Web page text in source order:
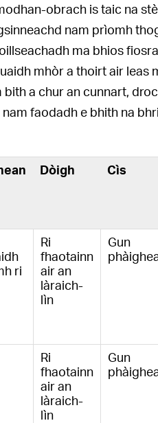
obrach is taic na
nam prìomh
ma bhios
mhòr a thoirt air leas
a chur an cunnart,
faodadh e bhith na
Dòigh Cìs
ri
Ri
fhaotainn
air an
làraich-
lìn
Gun
Ri
fhaotainn
air an
làraich-
lìn
Gun